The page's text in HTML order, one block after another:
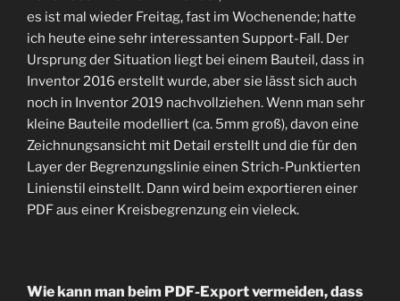
es ist mal wieder Freitag, fast im Wochenende; hatte
ich heute eine sehr interessanten Support-Fall. Der
Ursprung der Situation liegt bei einem Bauteil, dass in
Inventor 2016 erstellt wurde, aber sie lässt sich auch
noch in Inventor 2019 nachvollziehen. Wenn man sehr
kleine Bauteile modelliert (ca. 5mm groß), davon eine
Zeichnungsansicht mit Detail erstellt und die für den
Layer der Begrenzungslinie einen Strich-Punktierten
Linienstil einstellt. Dann wird beim exportieren einer
PDF aus einer Kreisbegrenzung ein vieleck.
Wie kann man beim PDF-Export vermeiden, dass